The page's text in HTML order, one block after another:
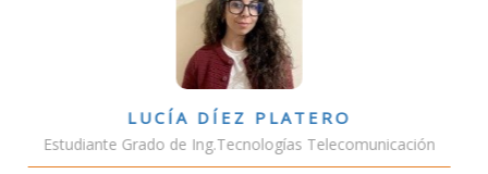
VÍCTOR SÁNCHEZ VALENCIA
Estudiante Doble Grado Teleco-ADE